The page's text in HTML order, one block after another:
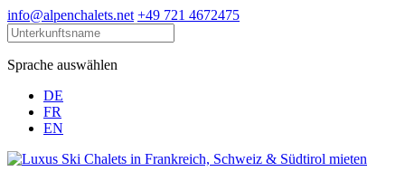
info@alpenchalets.net +49 721 4672475
Sprache auswählen
DE
FR
EN